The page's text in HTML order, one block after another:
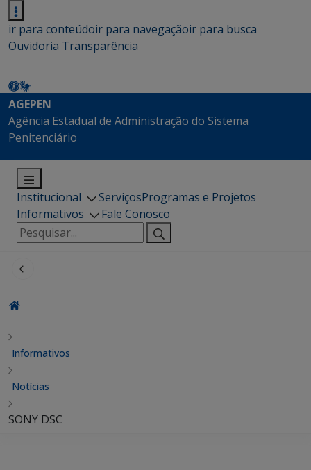
ir para conteúdoir para navegaçãoir para busca
Ouvidoria Transparência
AGEPEN
Agência Estadual de Administração do Sistema
Penitenciário
Institucional ServiçosProgramas e Projetos
Informativos
Fale Conosco
Pesquisar
por:
Informativos
Notícias
SONY DSC